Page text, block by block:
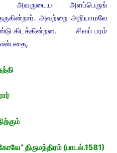
அளப்பெருங்
அவற்றை அறியாமலே
கிடக்கின்றன. சிவப் பரம்
திருமந்திரம் (பாடல்.1581)